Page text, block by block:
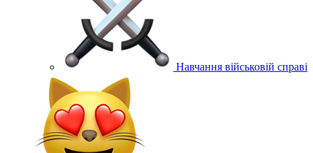
Навчання військовій справі